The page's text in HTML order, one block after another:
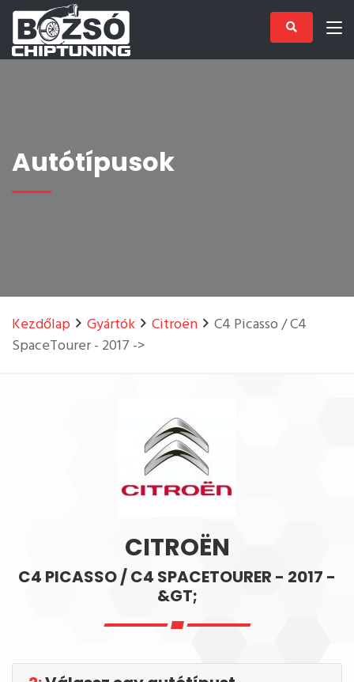
Autótípusok
Kezdőlap Gyártók Citroën
C4 Picasso / C4
SpaceTourer - 2017 ->
CITROËN
C4 PICASSO / C4 SPACETOURER - 2017 -
&GT;